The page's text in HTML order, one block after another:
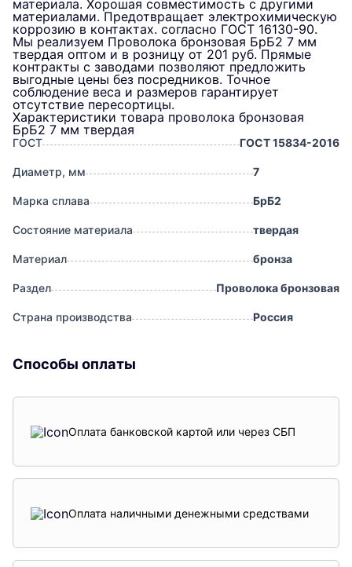
материала. Хорошая совместимость с другими
материалами. Предотвращает электрохимическую
коррозию в контактах. согласно ГОСТ 16130-90.
Мы реализуем Проволока бронзовая БрБ2 7 мм
твердая оптом и в розницу от 201 руб. Прямые
контракты с заводами позволяют предложить
выгодные цены без посредников. Точное
соблюдение веса и размеров гарантирует
отсутствие пересортицы.
Характеристики товара проволока бронзовая
БрБ2 7 мм твердая
ГОСТ ГОСТ 15834-2016
Диаметр, мм 7
Марка сплава БрБ2
Состояние материала твердая
Материал бронза
Раздел Проволока бронзовая
Страна производства Россия
Способы оплаты
Оплата банковской картой или через СБП
Оплата наличными денежными средствами